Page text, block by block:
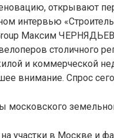
открывают
интервью
Максим ЧЕРНЯДЬЕВ
столичного
и коммерческой
внимание. Спрос
участки в Москве и